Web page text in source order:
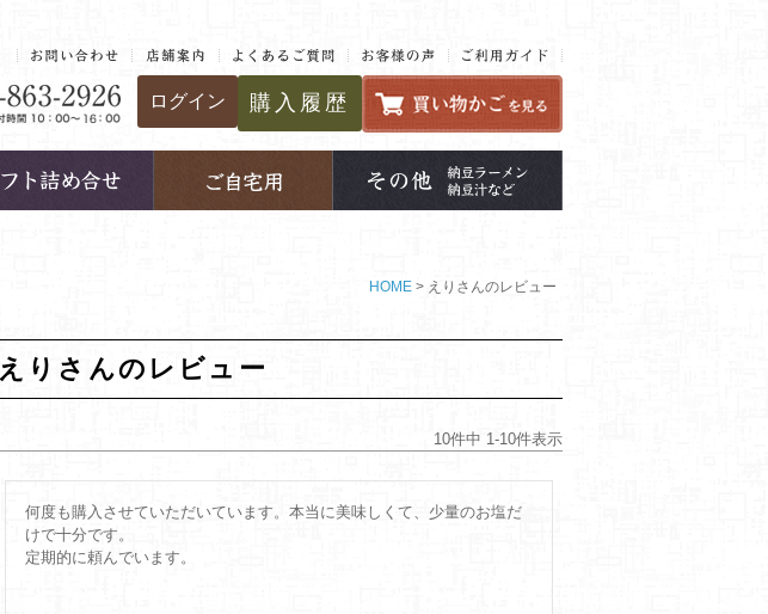
ログイン 購入履歴
HOME えりさんのレビュー
えりさんのレビュー
10件中 1-10件表示
何度も購入させていただいています。本当に美味しくて、少量のお塩だ
けで十分です。
定期的に頼んでいます。